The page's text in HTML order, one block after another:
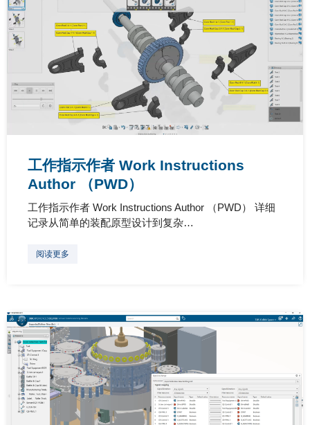
工作指示作者 Work Instructions
Author （PWD）
工作指示作者 Work Instructions Author （PWD） 详细
记录从简单的装配原型设计到复杂…
阅读更多